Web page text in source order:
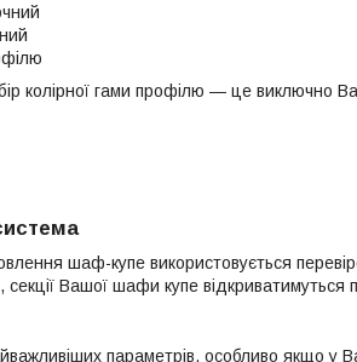
колірної гами профілю — це виключно
шаф-купе використовується
секції Вашої шафи купе
параметрів, особливо якщо у